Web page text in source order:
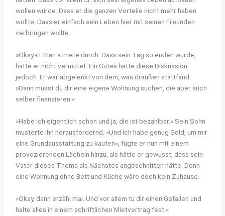
wollen würde. Dass er die ganzen Vorteile nicht mehr haben
wollte. Dass er einfach sein Leben hier mit seinen Freunden
verbringen wollte.
»Okay.« Ethan atmete durch. Dass sein Tag so enden würde,
hatte er nicht vermutet. Ein Gutes hatte diese Diskussion
jedoch. Er war abgelenkt von dem, was draußen stattfand.
»Dann musst du dir eine eigene Wohnung suchen, die aber auch
selber finanzieren.«
»Habe ich eigentlich schon und ja, die ist bezahlbar.« Sein Sohn
musterte ihn herausfordernd. »Und ich habe genug Geld, um mir
eine Grundausstattung zu kaufen«, fügte er nun mit einem
provozierenden Lächeln hinzu, als hätte er gewusst, dass sein
Vater dieses Thema als Nächstes angeschnitten hätte. Denn
eine Wohnung ohne Bett und Küche wäre doch kein Zuhause.
»Okay, dann erzähl mal. Und vor allem tu dir einen Gefallen und
halte alles in einem schriftlichen Mietvertrag fest.«